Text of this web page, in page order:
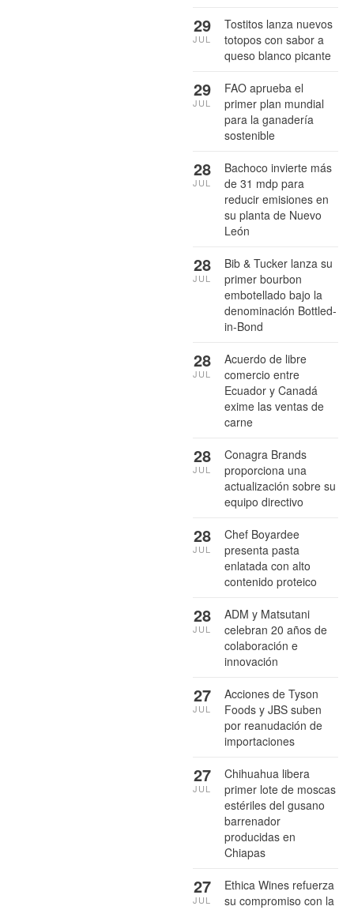
Tostitos lanza nuevos
totopos con sabor a
queso blanco picante
29
JUL
FAO aprueba el
primer plan mundial
para la ganadería
sostenible
29
JUL
Bachoco invierte más
de 31 mdp para
reducir emisiones en
su planta de Nuevo
León
28
JUL
Bib & Tucker lanza su
primer bourbon
embotellado bajo la
denominación Bottled-
in-Bond
28
JUL
Acuerdo de libre
comercio entre
Ecuador y Canadá
exime las ventas de
carne
28
JUL
Conagra Brands
proporciona una
actualización sobre su
equipo directivo
28
JUL
Chef Boyardee
presenta pasta
enlatada con alto
contenido proteico
28
JUL
ADM y Matsutani
celebran 20 años de
colaboración e
innovación
28
JUL
Acciones de Tyson
Foods y JBS suben
por reanudación de
importaciones
27
JUL
Chihuahua libera
primer lote de moscas
estériles del gusano
barrenador
producidas en
Chiapas
27
JUL
Ethica Wines refuerza
su compromiso con la
27
JUL